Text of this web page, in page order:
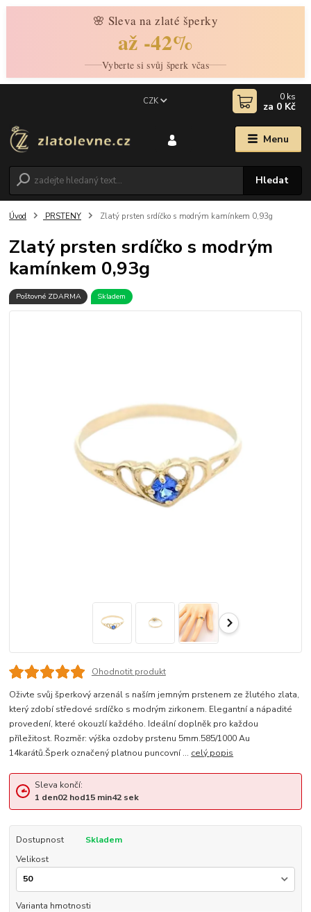
🌸 Sleva na zlaté šperky
až -42%
Vyberte si svůj šperk včas
Menu
CZK
Hledat
0 ks
za 0 Kč
Úvod PRSTENY Zlatý prsten srdíčko s modrým kamínkem 0,93g
Zlatý prsten srdíčko s modrým
kamínkem 0,93g
Poštovné ZDARMA Skladem
Ohodnotit produkt
Oživte svůj šperkový arzenál s naším jemným prstenem ze žlutého zlata,
který zdobí středové srdíčko s modrým zirkonem. Elegantní a nápadité
provedení, které okouzlí každého. Ideální doplněk pro každou
příležitost. Rozměr: výška ozdoby prstenu 5mm.585/1000 Au
14karátů.Šperk označený platnou puncovní ... celý popis
Sleva končí:
1 den02hod15min41sek
Dostupnost
Skladem
Velikost
Varianta hmotnosti